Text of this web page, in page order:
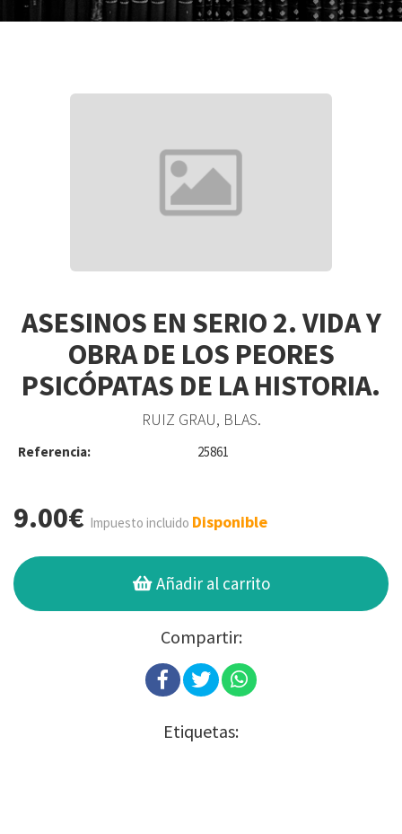
ASESINOS EN SERIO 2. VIDA Y
OBRA DE LOS PEORES
PSICÓPATAS DE LA HISTORIA.
RUIZ GRAU, BLAS.
Referencia: 25861
9.00€ Impuesto incluido Disponible
Añadir al carrito
Compartir:
Etiquetas: